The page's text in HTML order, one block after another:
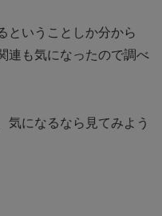
ということしか分から
連も気になったので調べ
気になるなら見てみよう